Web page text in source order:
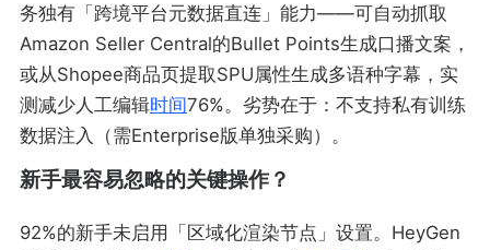
务独有「跨境平台元数据直连」能力——可自动抓取
Amazon Seller Central的Bullet Points生成口播文案，
或从Shopee商品页提取SPU属性生成多语种字幕，实
测减少人工编辑时间76%。劣势在于：不支持私有训练
数据注入（需Enterprise版单独采购）。
新手最容易忽略的关键操作？
92%的新手未启用「区域化渲染节点」设置。HeyGen